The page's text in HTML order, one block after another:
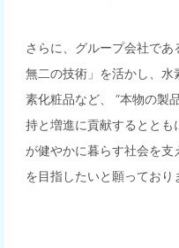
さらに、グループ会社で
無二の技術」を活かし、
素化粧品など、 “本物の製
持と増進に貢献するとと
が健やかに暮らす社会を
を目指したいと願っており